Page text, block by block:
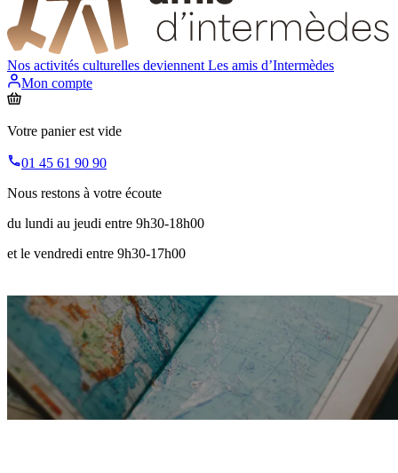
Nos activités culturelles deviennent Les amis d’Intermèdes
Mon compte
Votre panier est vide
01 45 61 90 90
Nous restons à votre écoute
du lundi au jeudi entre 9h30-18h00
et le vendredi entre 9h30-17h00